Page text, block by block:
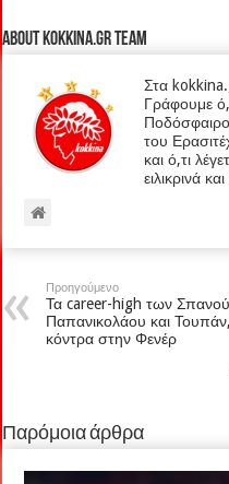
About kokkina.gr TEAM
Στα
Γράφουμε
του
και ό,τι
ειλικρινά
Προηγούμενο
Τα career-high των
Παπανικολάου και Τουπάν,
κόντρα στην Φενέρ
Παρόμοια άρθρα